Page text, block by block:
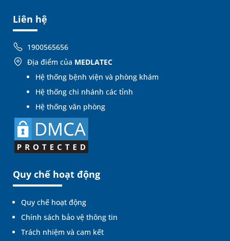
Liên hệ
1900565656
Địa điểm của MEDLATEC
Hệ thống bệnh viện và phòng khám
Hệ thống chi nhánh các tỉnh
Hệ thống văn phòng
Quy chế hoạt động
Quy chế hoạt động
Chính sách bảo vệ thông tin
Trách nhiệm và cam kết